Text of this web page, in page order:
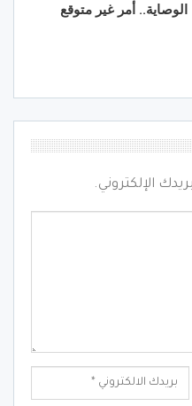
الوصاية.. أمر غير متوقع
الإلكتروني.